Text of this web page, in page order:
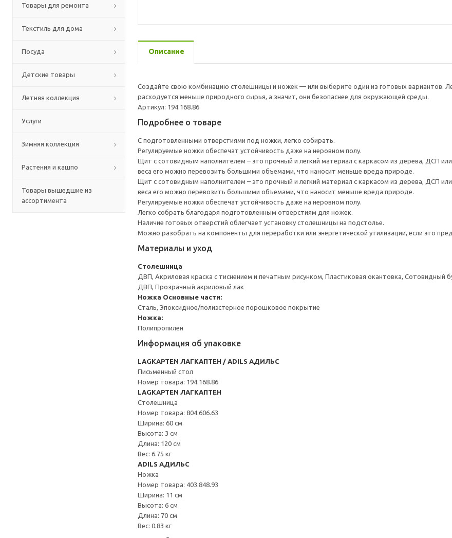
Товары для ремонта
Текстиль для дома
Посуда
Детские товары
Летняя коллекция
Услуги
Зимняя коллекция
Растения и кашпо
Товары вышедшие из
ассортимента
Описание
Создайте свою комбинацию столешницы и ножек — или выберите один из готовых вариантов.
расходуется меньше природного сырья, а значит, они безопаснее для окружающей среды.
Артикул: 194.168.86
Подробнее о товаре
С подготовленными отверстиями под ножки, легко собирать.
Регулируемые ножки обеспечат устойчивость даже на неровном полу.
Щит с сотовидным наполнителем – это прочный и легкий материал с каркасом из дерева, ДСП
веса его можно перевозить большими объемами, что наносит меньше вреда природе.
Щит с сотовидным наполнителем – это прочный и легкий материал с каркасом из дерева, ДСП
веса его можно перевозить большими объемами, что наносит меньше вреда природе.
Регулируемые ножки обеспечат устойчивость даже на неровном полу.
Легко собрать благодаря подготовленным отверстиям для ножек.
Наличие готовых отверстий облегчает установку столешницы на подстолье.
Можно разобрать на компоненты для переработки или энергетической утилизации, если это
Материалы и уход
Столешница
ДВП, Акриловая краска с тиснением и печатным рисунком, Пластиковая окантовка,
ДВП, Прозрачный акриловый лак
Ножка Основные части:
Сталь, Эпоксидное/полиэстерное порошковое покрытие
Ножка:
Полипропилен
Информация об упаковке
LAGKAPTEN ЛАГКАПТЕН / ADILS АДИЛЬС
Письменный стол
Номер товара: 194.168.86
LAGKAPTEN ЛАГКАПТЕН
Столешница
Номер товара: 804.606.63
Ширина: 60 см
Высота: 3 см
Длина: 120 см
Вес: 6.75 кг
ADILS АДИЛЬС
Ножка
Номер товара: 403.848.93
Ширина: 11 см
Высота: 6 см
Длина: 70 см
Вес: 0.83 кг